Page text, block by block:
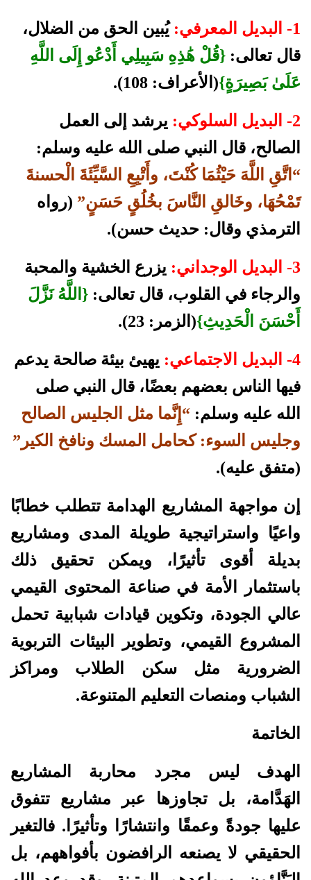
1- البديل المعرفي:
يُبين الحق من الضلال،
قال تعالى: {قُلْ هَٰذِهِ سَبِيلِي أَدْعُو إِلَى اللَّهِ
عَلَىٰ بَصِيرَةٍ}(الأعراف: 108).
2- البديل السلوكي:
يرشد إلى العمل
الصالح، قال النبي صلى الله عليه وسلم:
“اتَّقِ اللَّهَ حَيْثُمَا كُنْتَ، وأَتْبِعِ السَّيِّئَةَ الْحسنةَ
تَمْحُهَا، وخَالقِ النَّاسَ بخُلُقٍ حَسَنٍ” (رواه
الترمذي وقال: حديث حسن).
3- البديل الوجداني:
يزرع الخشية والمحبة
والرجاء في القلوب، قال تعالى: {اللَّهُ نَزَّلَ
أَحْسَنَ الْحَدِيثِ}(الزمر: 23).
4- البديل الاجتماعي:
يهيئ بيئة صالحة يدعم
فيها الناس بعضهم بعضًا، قال النبي صلى
الله عليه وسلم: “إِنَّما مثل الجليس الصالح
وجليس السوء: كحامل المسك ونافخ الكير”
(متفق عليه).
إن مواجهة المشاريع الهدامة تتطلب خطابًا
واعيًا واستراتيجية طويلة المدى ومشاريع
بديلة أقوى تأثيرًا، ويمكن تحقيق ذلك
باستثمار الأمة في صناعة المحتوى القيمي
عالي الجودة، وتكوين قيادات شبابية تحمل
المشروع القيمي، وتطوير البيئات التربوية
الضرورية مثل سكن الطلاب ومراكز
الشباب ومنصات التعليم المتنوعة.
الخاتمة
الهدف ليس مجرد محاربة المشاريع
الهَدَّامة، بل تجاوزها عبر مشاريع تتفوق
عليها جودةً وعمقًا وانتشارًا وتأثيرًا. فالتغير
الحقيقي لا يصنعه الرافضون بأفواههم، بل